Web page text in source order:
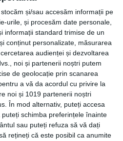
și/sau accesăm informații pe
urile, și procesăm date personale,
informații standard trimise de un
conținut personalizate, măsurarea
audienței și dezvoltarea
noi și partenerii noștri putem
de geolocație prin scanarea
a vă da acordul cu privire la
noi și 1019 partenerii noștri
În mod alternativ, puteți accesa
schimba preferințele înainte
sau puteți refuza să vă dați
rețineți că este posibil ca anumite
țara
40%,
care are cel mai
pe piață românească.
, RETAIL